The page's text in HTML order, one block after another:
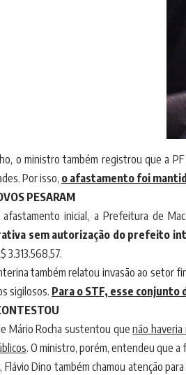
o ministro também registrou que a
Por isso, o afastamento foi
PESARAM
inicial, a Prefeitura de
sem autorização do prefeito
3.313.568,57.
também relatou invasão ao setor
sigilosos. Para o STF, esse
Mário Rocha sustentou quenão
. O ministro, porém, entendeu que
Flávio Dino também chamou atenção